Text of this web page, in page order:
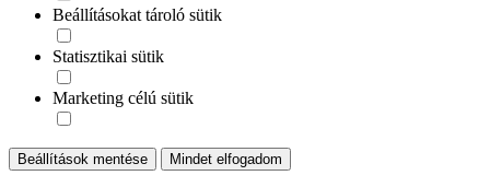
Beállításokat tároló sütik
Statisztikai sütik
Marketing célú sütik
Beállítások mentése Mindet elfogadom